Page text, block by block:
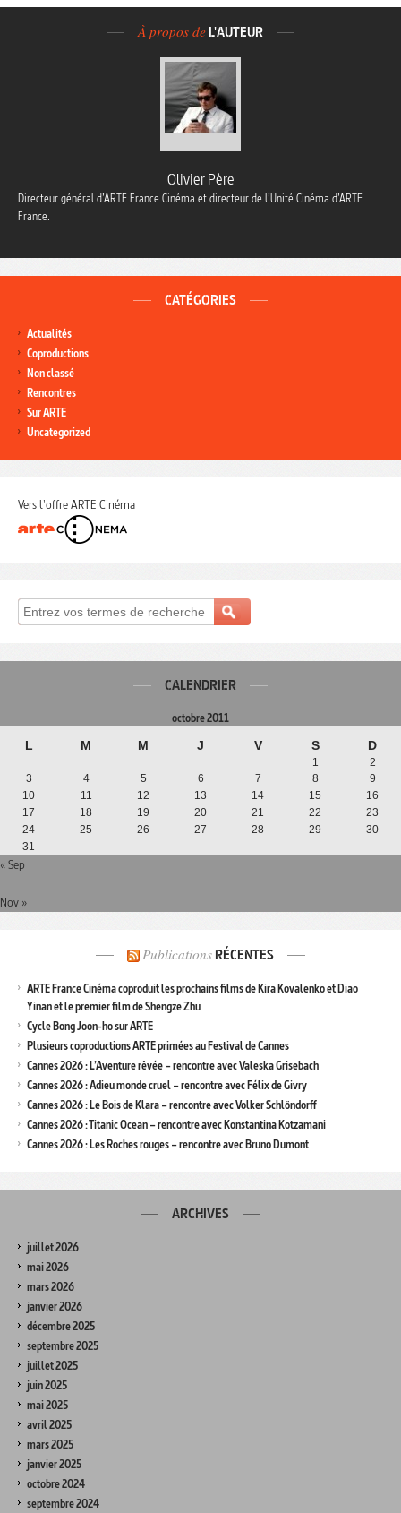
À propos de L'AUTEUR
Olivier Père
Directeur général d’ARTE France Cinéma et directeur de l’Unité Cinéma d’ARTE
France.
CATÉGORIES
Actualités
Coproductions
Non classé
Rencontres
Sur ARTE
Uncategorized
Vers l'offre ARTE Cinéma
CALENDRIER
octobre 2011
L M M J V S D
1
2
3
4 5 6 7 8
9
10
11 12 13 14 15
16
17
18 19 20 21 22
23
24
25 26 27 28 29
30
31
« Sep
Nov »
Publications RÉCENTES
ARTE France Cinéma coproduit les prochains films de Kira Kovalenko et Diao
Yinan et le premier film de Shengze Zhu
Cycle Bong Joon-ho sur ARTE
Plusieurs coproductions ARTE primées au Festival de Cannes
Cannes 2026 : L’Aventure rêvée – rencontre avec Valeska Grisebach
Cannes 2026 : Adieu monde cruel – rencontre avec Félix de Givry
Cannes 2026 : Le Bois de Klara – rencontre avec Volker Schlöndorff
Cannes 2026 : Titanic Ocean – rencontre avec Konstantina Kotzamani
Cannes 2026 : Les Roches rouges – rencontre avec Bruno Dumont
ARCHIVES
juillet 2026
mai 2026
mars 2026
janvier 2026
décembre 2025
septembre 2025
juillet 2025
juin 2025
mai 2025
avril 2025
mars 2025
janvier 2025
octobre 2024
septembre 2024